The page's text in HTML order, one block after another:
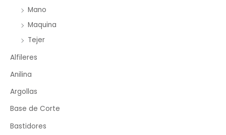
Mano
Maquina
Tejer
Alfileres
Anilina
Argollas
Base de Corte
Bastidores